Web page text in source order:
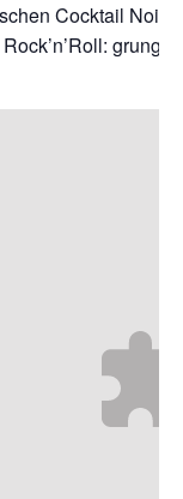
Cocktail Noir